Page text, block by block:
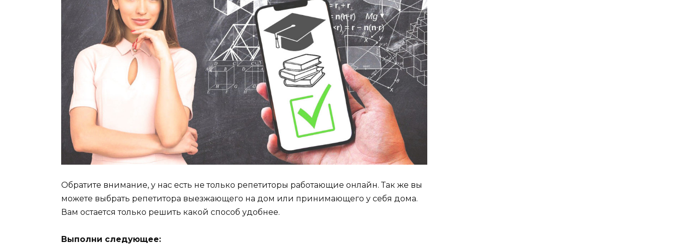
Обратите внимание, у нас есть не только репетиторы работающие онлайн. Так же вы
можете выбрать репетитора выезжающего на дом или принимающего у себя дома.
Вам остается только решить какой способ удобнее.
Выполни следующее: